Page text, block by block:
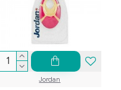
Jordan